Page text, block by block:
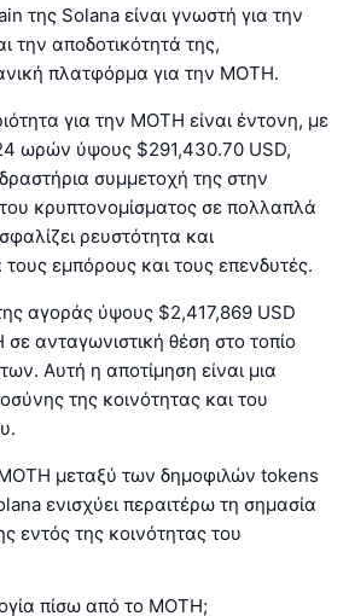
της Solana είναι γνωστή για την
την αποδοτικότητά της,
πλατφόρμα για την MOTH.
για την MOTH είναι έντονη, με
ωρών ύψους $291,430.70 USD,
συμμετοχή της στην
κρυπτονομίσματος σε πολλαπλά
ρευστότητα και
εμπόρους και τους επενδυτές.
αγοράς ύψους $2,417,869 USD
σε ανταγωνιστική θέση στο τοπίο
Αυτή η αποτίμηση είναι μια
της κοινότητας και του
μεταξύ των δημοφιλών tokens
ενισχύει περαιτέρω τη σημασία
εντός της κοινότητας του
πίσω από το MOTH;